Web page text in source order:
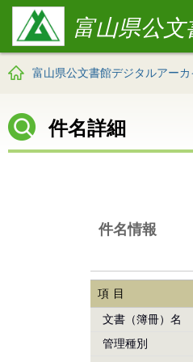
富山県公
富山県公文書館デジタルアーカ
件名詳細
件名情報
項目
文書（簿冊）名
管理種別